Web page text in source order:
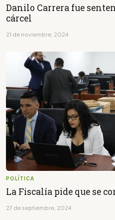
Danilo Carrera fue
cárcel
21 de noviembre, 2024
POLÍTICA
La Fiscalía pide que se
27 de septiembre, 2024